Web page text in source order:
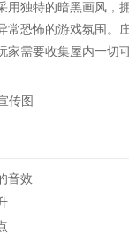
独特的暗黑画风，
恐怖的游戏氛围。
需要收集屋内一切
音效